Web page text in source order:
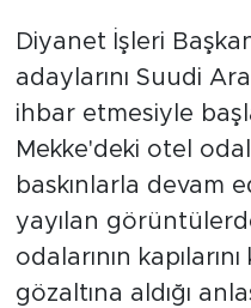
Diyanet İşleri
adaylarını Suudi
ihbar etmesiyle
Mekke'deki otel
baskınlarla devam
yayılan
odalarının
gözaltına aldığı
KÜLTÜR SANAT
YAŞAM
TARİHTEN
TARİH